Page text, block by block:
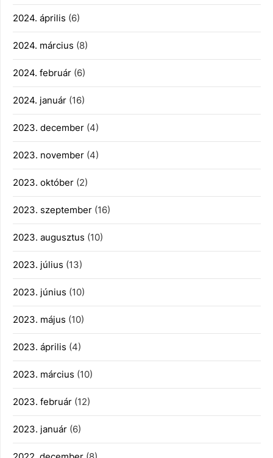
2024. április (6)
2024. március (8)
2024. február (6)
2024. január (16)
2023. december (4)
2023. november (4)
2023. október (2)
2023. szeptember (16)
2023. augusztus (10)
2023. július (13)
2023. június (10)
2023. május (10)
2023. április (4)
2023. március (10)
2023. február (12)
2023. január (6)